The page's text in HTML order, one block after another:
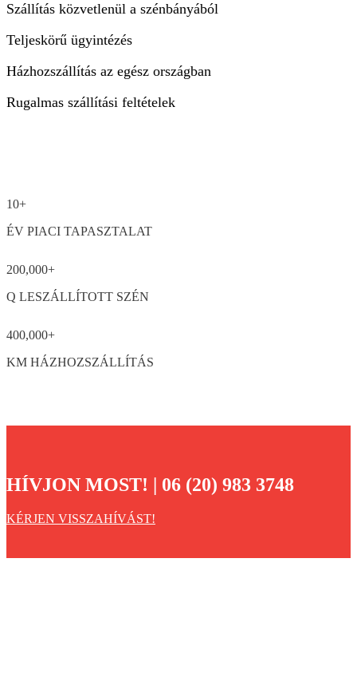
Szállítás közvetlenül a szénbányából
Teljeskörű ügyintézés
Házhozszállítás az egész országban
Rugalmas szállítási feltételek
10+
ÉV PIACI TAPASZTALAT
200,000+
Q LESZÁLLÍTOTT SZÉN
400,000+
KM HÁZHOZSZÁLLÍTÁS
HÍVJON MOST! | 06 (20) 983 3748
KÉRJEN VISSZAHÍVÁST!